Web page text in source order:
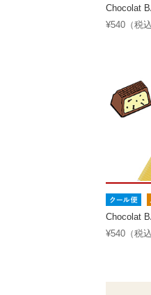
Chocolat
¥540（税込
Chocolat
¥540（税込